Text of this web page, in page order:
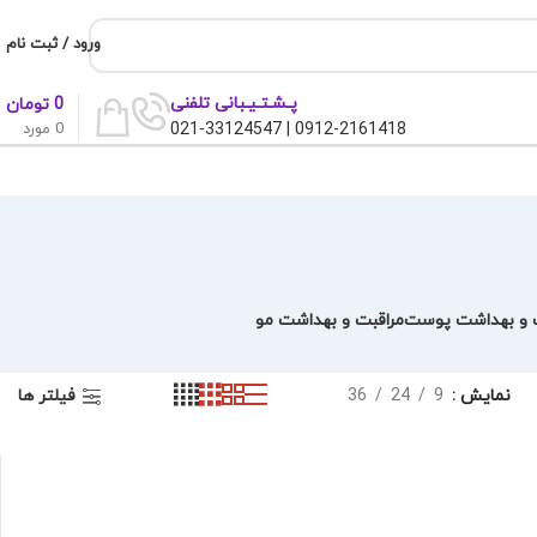
ورود / ثبت نام
پـشـتـیـبانی تلفنی
0912-2161418 | 021-33124547
0 مورد
0 تومان
و بهداشت پوستمراقبت و بهداشت مو
نمایش 9
24
36 فیلتر ها